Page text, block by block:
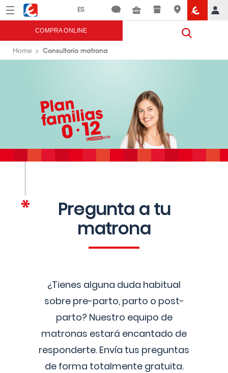
Menú Eroski
COMPRA ONLINE
Home Consultorio matrona
Pregunta a tu
matrona
¿Tienes alguna duda habitual
sobre pre-parto, parto o post-
parto? Nuestro equipo de
matronas estará encantado de
responderte. Envía tus preguntas
de forma totalmente gratuita.